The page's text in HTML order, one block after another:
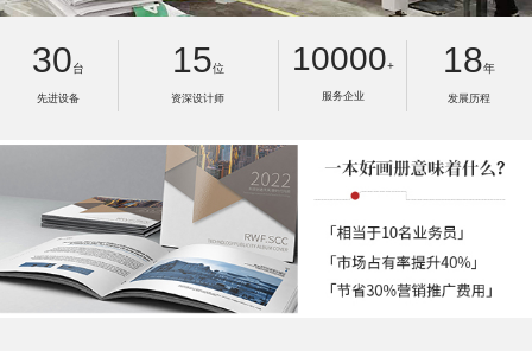
30台
先进设备
15位
资深设计师
10000+
服务企业
18年
发展历程